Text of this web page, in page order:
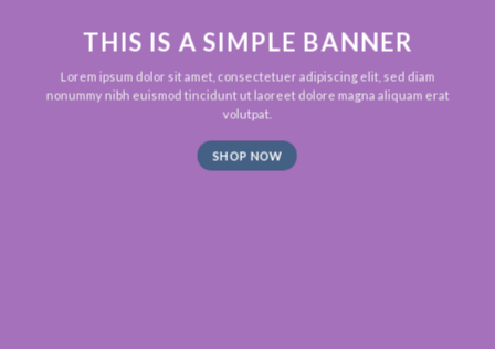
THIS IS A SIMPLE BANNER
Lorem ipsum dolor sit amet, consectetuer adipiscing elit, sed diam
nonummy nibh euismod tincidunt ut laoreet dolore magna aliquam erat
volutpat.
SHOP NOW